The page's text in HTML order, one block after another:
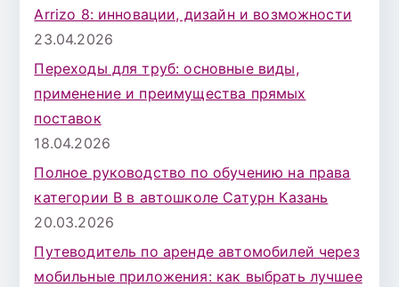
Arrizo 8: инновации, дизайн и возможности
23.04.2026
Переходы для труб: основные виды,
применение и преимущества прямых
поставок
18.04.2026
Полное руководство по обучению на права
категории B в автошколе Сатурн Казань
20.03.2026
Путеводитель по аренде автомобилей через
мобильные приложения: как выбрать лучшее